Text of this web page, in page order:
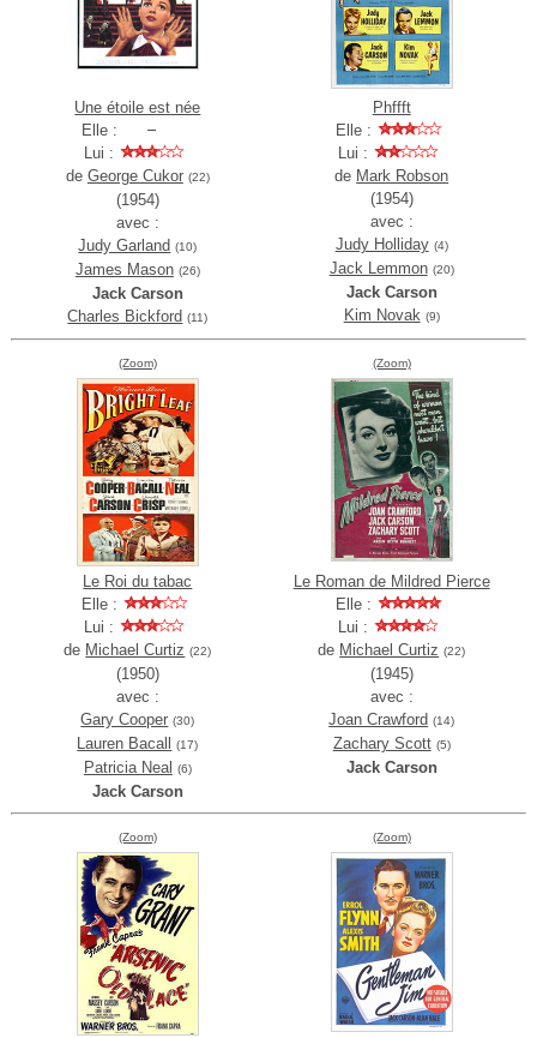
Une étoile est née
Elle :
Lui :
de George Cukor (22)
(1954)
avec :
Judy Garland (10)
James Mason (26)
Jack Carson
Charles Bickford (11)
Phffft
Elle :
Lui :
de Mark Robson
(1954)
avec :
Judy Holliday (4)
Jack Lemmon (20)
Jack Carson
Kim Novak (9)
(Zoom)
Le Roi du tabac
Elle :
Lui :
de Michael Curtiz (22)
(1950)
avec :
Gary Cooper (30)
Lauren Bacall (17)
Patricia Neal (6)
Jack Carson
(Zoom)
Le Roman de Mildred Pierce
Elle :
Lui :
de Michael Curtiz (22)
(1945)
avec :
Joan Crawford (14)
Zachary Scott (5)
Jack Carson
(Zoom) (Zoom)